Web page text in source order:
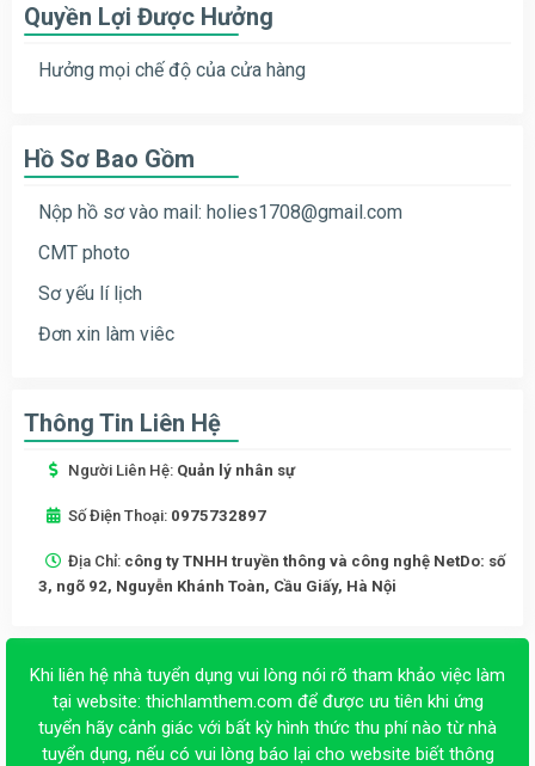
Quyền Lợi Được Hưởng
Hưởng mọi chế độ của cửa hàng
Hồ Sơ Bao Gồm
Nộp hồ sơ vào mail: holies1708@gmail.com
CMT photo
Sơ yếu lí lịch
Đơn xin làm viêc
Thông Tin Liên Hệ
Người Liên Hệ: Quản lý nhân sự
Số Điện Thoại: 0975732897
Địa Chỉ: công ty TNHH truyền thông và công nghệ NetDo: số
3, ngõ 92, Nguyễn Khánh Toàn, Cầu Giấy, Hà Nội
Khi liên hệ nhà tuyển dụng vui lòng nói rõ tham khảo việc làm
tại website: thichlamthem.com để được ưu tiên khi ứng
tuyển hãy cảnh giác với bất kỳ hình thức thu phí nào từ nhà
tuyển dụng, nếu có vui lòng báo lại cho website biết thông